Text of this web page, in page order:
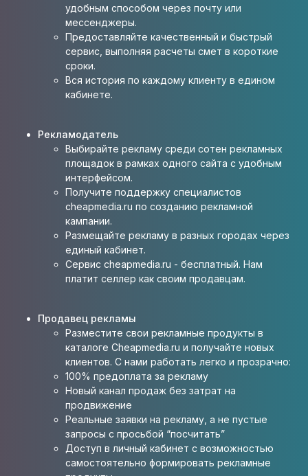
удобным способом через почту или
мессенджеры.
Предоставляйте качественный и быстрый
сервис, выполняя расчеты смет в короткие
сроки.
Вся история по каждому клиенту в едином
кабинете.
Рекламодатель
Выбирайте рекламу среди сотен рекламных
площадок в рамках одного сайта с удобным
интерфейсом.
Получите поддержку специалистов
cheapmedia.ru по созданию рекламной
кампании.
Размещайте рекламу в разных городах через
единый кабинет.
Сервис cheapmedia.ru - бесплатный. Нам
платит селлер как своим продавцам.
Продавец рекламы
Разместите свои рекламные продукты в
каталоге Cheapmedia.ru и получайте новых
клиентов. С нами работать легко и прозрачно:
100% предоплата за рекламу
Новый канал продаж без затрат на
продвижение
Реальные заявки на рекламу, а не пустые
запросы с просьбой “посчитать”
Доступ в личный кабинет с возможностью
самостоятельно формировать рекламные